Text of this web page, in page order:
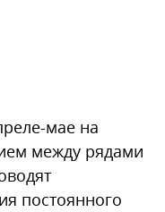
мае на
между рядами
постоянного